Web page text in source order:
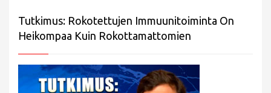
Tutkimus: Rokotettujen Immuunitoiminta On
Heikompaa Kuin Rokottamattomien